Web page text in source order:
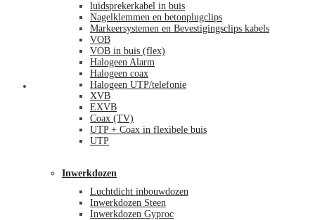
Mijn account
luidsprekerkabel in buis
Nagelklemmen en betonplugclips
Markeersystemen en Bevestigingsclips kabels
VOB
VOB in buis (flex)
Halogeen Alarm
Halogeen coax
Halogeen UTP/telefonie
XVB
EXVB
Coax (TV)
UTP + Coax in flexibele buis
UTP
Inwerkdozen
Luchtdicht inbouwdozen
Inwerkdozen Steen
Inwerkdozen Gyproc